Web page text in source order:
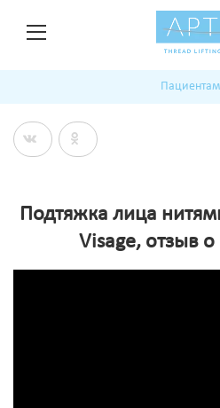
Пациентам
Подтяжка лица
Visage, отзыв